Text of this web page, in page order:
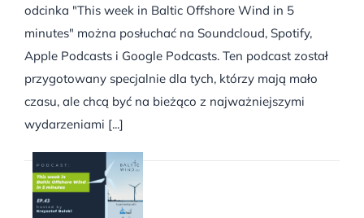
odcinka "This week in Baltic Offshore Wind in 5
minutes" można posłuchać na Soundcloud, Spotify,
Apple Podcasts i Google Podcasts. Ten podcast został
przygotowany specjalnie dla tych, którzy mają mało
czasu, ale chcą być na bieżąco z najważniejszymi
wydarzeniami [...]